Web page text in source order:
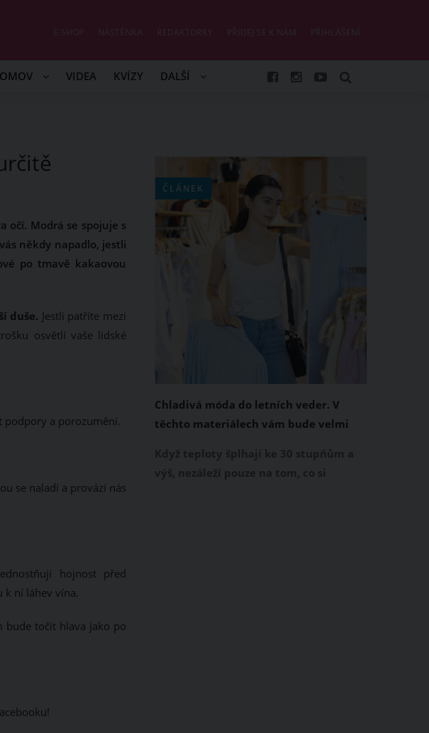
VIDEA KVÍZY DALŠÍ
očí. Modrá se spojuje s
někdy napadlo, jestli
po tmavě kakaovou
duše. Jestli patříte mezi
osvětlí vaše lidské
podpory a porozumění.
se naladí a provází nás
hojnost před
k ní láhev vína.
bude točit hlava jako po
ČLÁNEK
Chladivá móda do letních veder. V
těchto materiálech vám bude velmi